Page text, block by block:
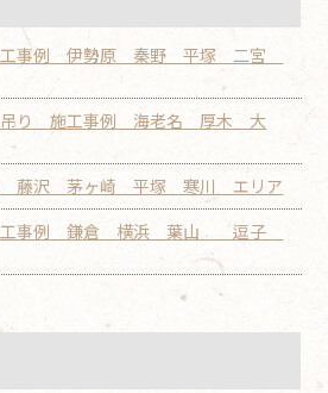
工事例 伊勢原 秦野 平塚 二宮
吊り 施工事例 海老名 厚木 大
藤沢 茅ヶ崎 平塚 寒川 エリア
工事例 鎌倉 横浜 葉山 逗子